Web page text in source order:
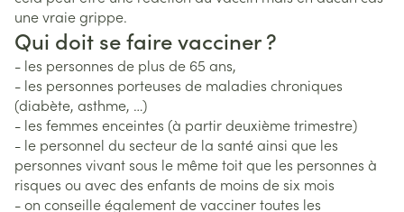
une vraie grippe.
Qui doit se faire vacciner ?
- les personnes de plus de 65 ans,
- les personnes porteuses de maladies chroniques
(diabète, asthme, …)
- les femmes enceintes (à partir deuxième trimestre)
- le personnel du secteur de la santé ainsi que les
personnes vivant sous le même toit que les personnes à
risques ou avec des enfants de moins de six mois
- on conseille également de vacciner toutes les